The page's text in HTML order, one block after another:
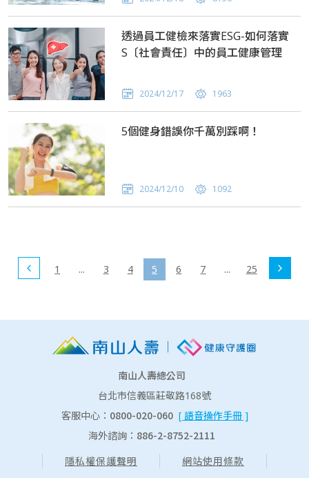
透過員工健檢來落實ESG-如何落實
S〔社會責任〕中的員工健康管理
2024/12/17 1963
5個健身錯誤你千萬別踩啊！
2024/12/10 1092
1 ... 3 4 5 6 7 ... 25
南山人壽總公司
台北市信義區莊敬路168號
客服中心： 0800-020-060 [ 語音操作手冊 ]
海外諮詢： 886-2-8752-2111
隱私權保護聲明 網站使用條款